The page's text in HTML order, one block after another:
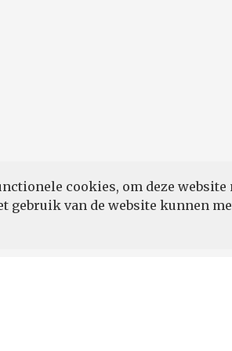
cookies, om deze
gebruik van de website kunnen